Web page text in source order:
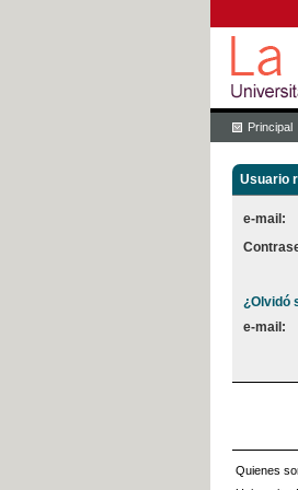
Principal
Usuario
e-mail:
¿Olvidó
e-mail:
Quienes